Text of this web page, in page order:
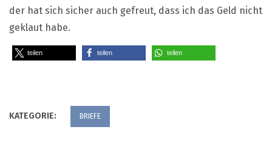
der hat sich sicher auch gefreut, dass ich das Geld nicht
geklaut habe.
teilen teilen teilen
KATEGORIE: BRIEFE